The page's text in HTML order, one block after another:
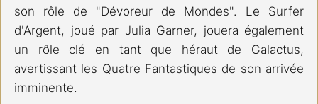
son rôle de "Dévoreur de Mondes". Le Surfer
d'Argent, joué par Julia Garner, jouera également
un rôle clé en tant que héraut de Galactus,
avertissant les Quatre Fantastiques de son arrivée
imminente.